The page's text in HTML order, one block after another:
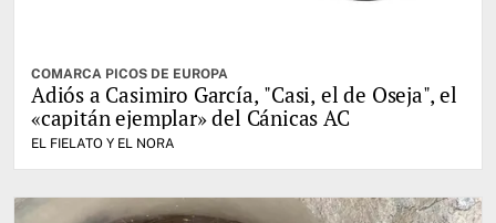
COMARCA PICOS DE EUROPA
Adiós a Casimiro García, "Casi, el de Oseja", el
«capitán ejemplar» del Cánicas AC
EL FIELATO Y EL NORA